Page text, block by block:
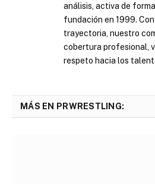
análisis, activa de
fundación en 1999.
trayectoria, nuestro
cobertura profesional,
respeto hacia los
MÁS EN PRWRESTLING: